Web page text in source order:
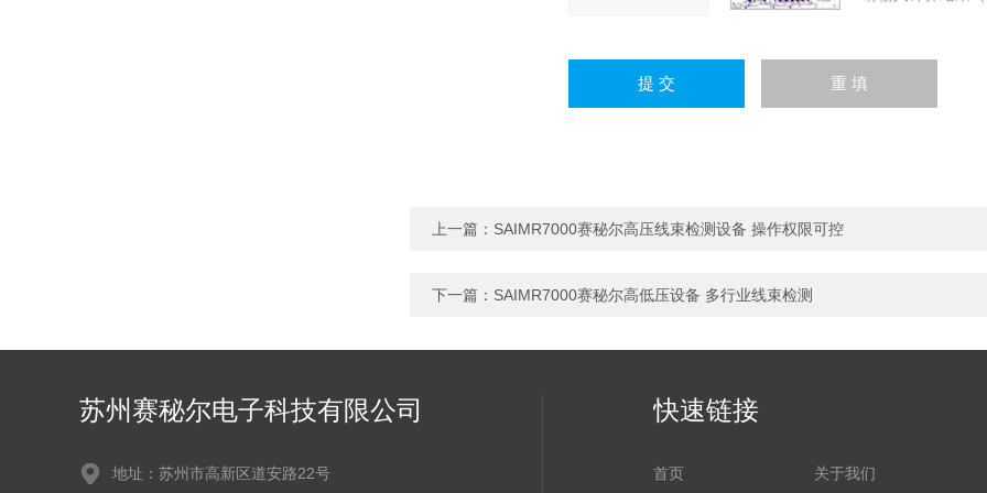
上一篇： SAIMR7000赛秘尔高压线束检测设备 操作权限可控
下一篇： SAIMR7000赛秘尔高低压设备 多行业线束检测
苏州赛秘尔电子科技有限公司
地址：苏州市高新区道安路22号
快速链接
首页 关于我们